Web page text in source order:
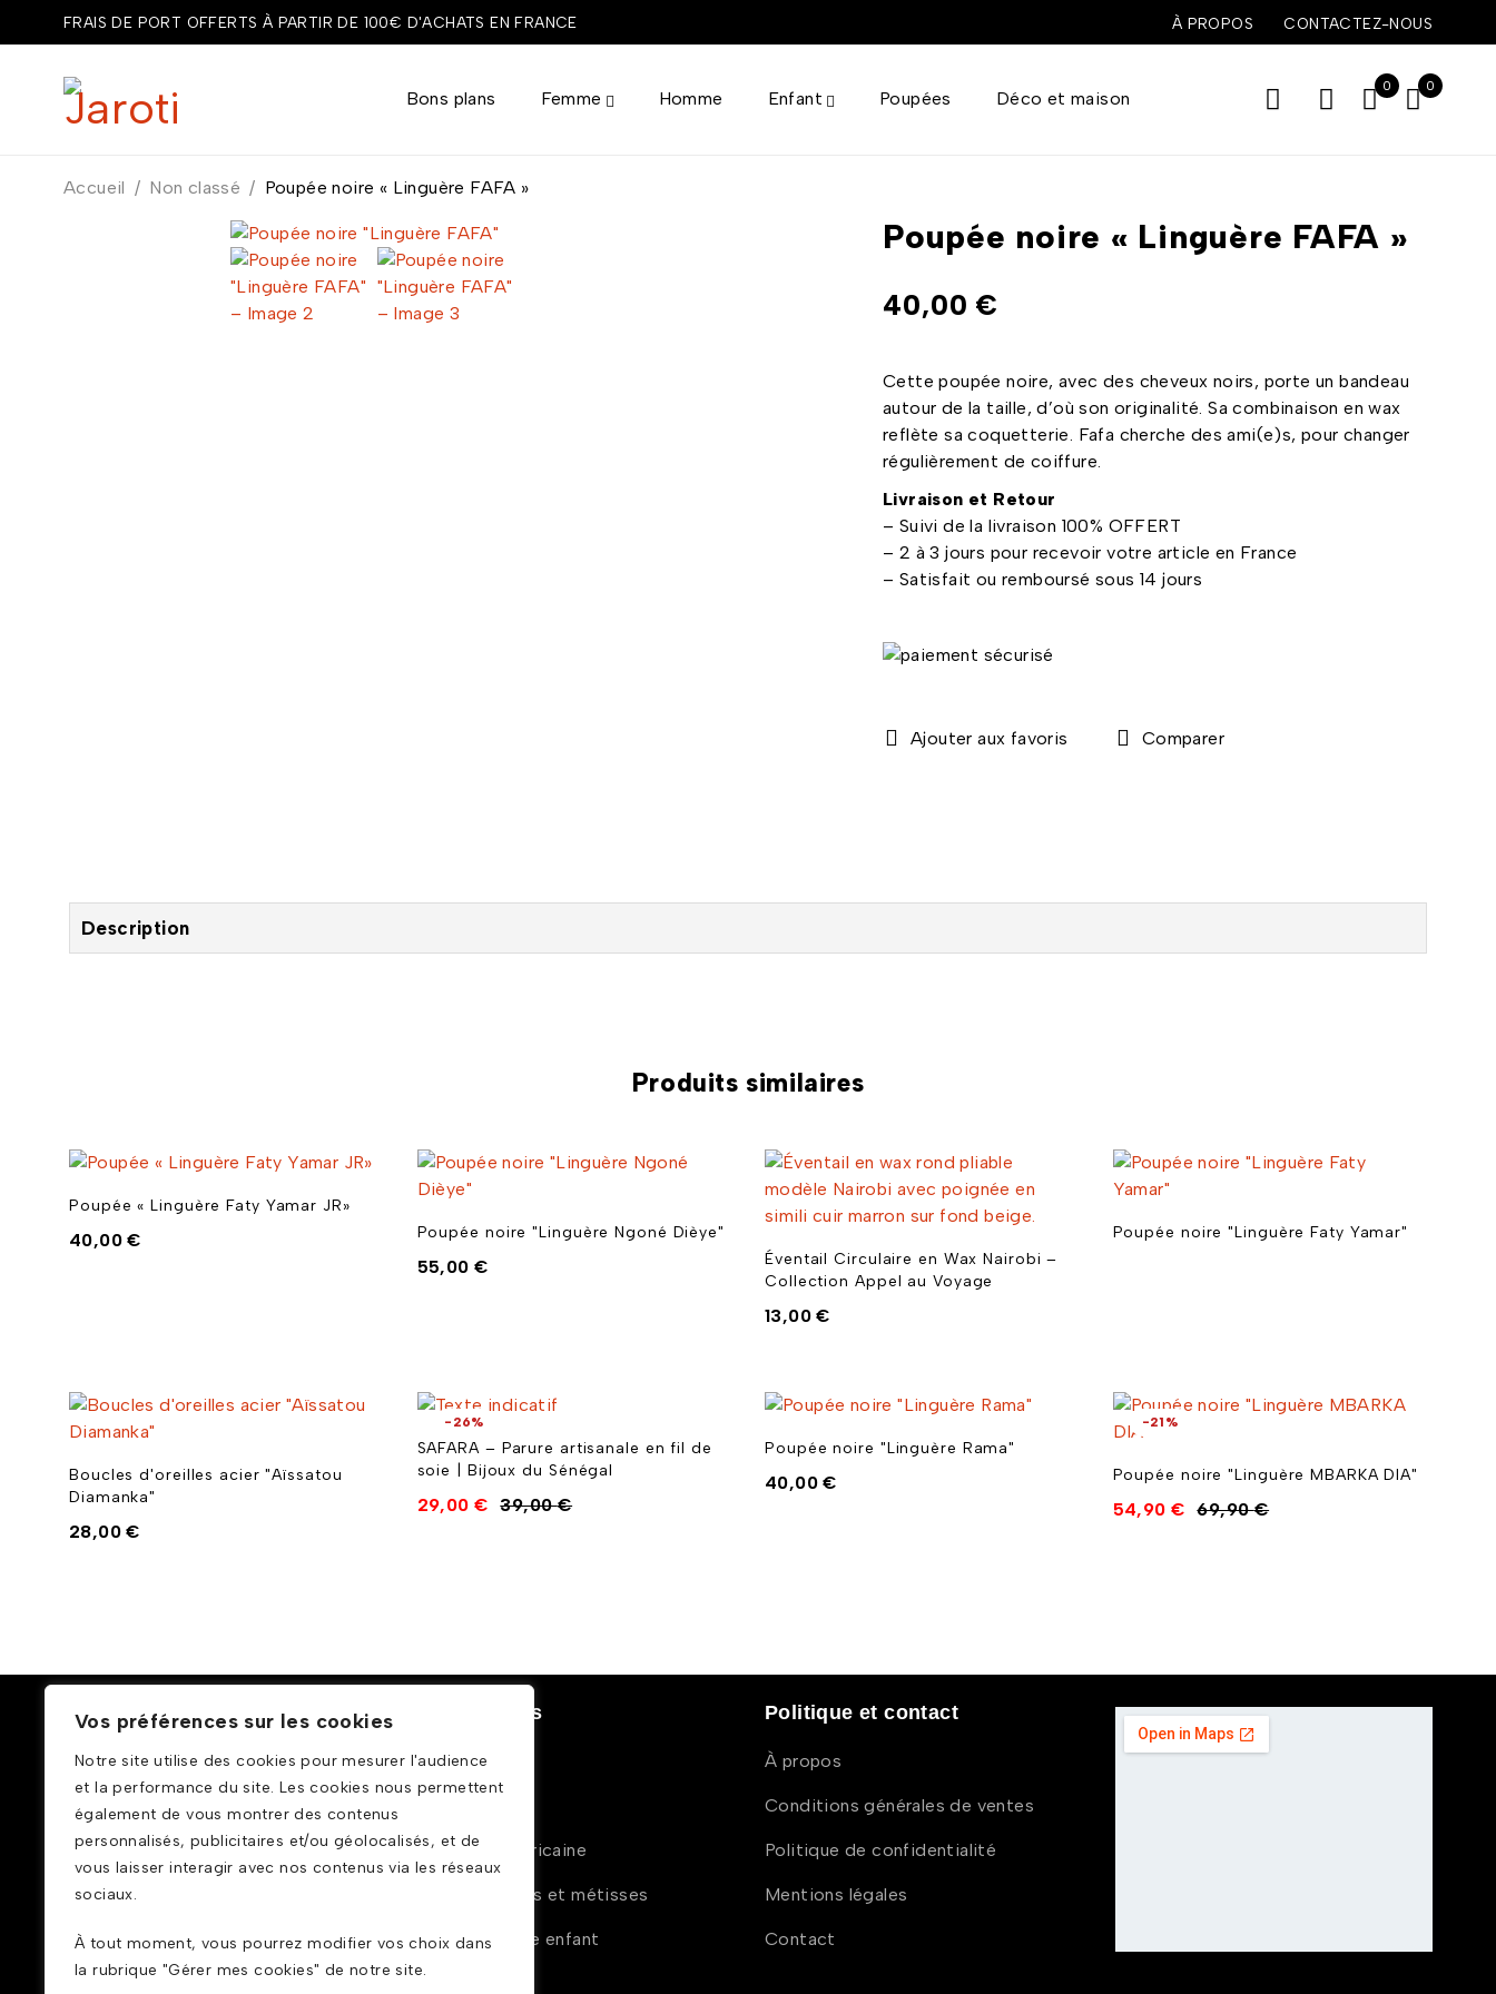
Vos préférences sur les cookies
Notre site utilise des cookies pour mesurer l'audience
et la performance du site. Les cookies nous permettent
également de vous montrer des contenus
personnalisés, publicitaires et/ou géolocalisés, et de
vous laisser interagir avec nos contenus via les réseaux
sociaux.
À tout moment, vous pourrez modifier vos choix dans
la rubrique "Gérer mes cookies" de notre site.
FRAIS DE PORT OFFERTS À PARTIR DE 100€ D'ACHATS EN FRANCE À PROPOS CONTACTEZ-NOUS
Bons plans Femme Homme Enfant Poupées Déco et maison
0 0
Accueil / Non classé / Poupée noire « Linguère FAFA »
Poupée noire « Linguère FAFA »
40,00€
Cette poupée noire, avec des cheveux noirs, porte un bandeau
autour de la taille, d’où son originalité. Sa combinaison en wax
reflète sa coquetterie. Fafa cherche des ami(e)s, pour changer
régulièrement de coiffure.
Livraison et Retour
– Suivi de la livraison 100% OFFERT
– 2 à 3 jours pour recevoir votre article en France
– Satisfait ou remboursé sous 14 jours
Comparer
Description
Produits similaires
Poupée « Linguère Faty Yamar JR»
40,00€ Poupée noire "Linguère Ngoné Dièye"
55,00 €
Éventail Circulaire en Wax Nairobi –
Collection Appel au Voyage
13,00€
Poupée noire "Linguère Faty Yamar"
Boucles d'oreilles acier "Aïssatou
Diamanka"
28,00€
-26%
SAFARA – Parure artisanale en fil de
soie | Bijoux du Sénégal
39,00€
29,00 €
Poupée noire "Linguère Rama"
40,00€
-21%
Poupée noire "Linguère MBARKA DIA"
69,90€
54,90 €
La boutique
18 Rue de Périgueux, 75019 Paris
Mardi – Samedi : 11:00-20:00
Dimanche : 14:00 – 18:00
Nos produits
Homme
Décoration africaine
Poupées noires et métisses
Mode africaine enfant
Politique et contact
À propos
Conditions générales de ventes
Politique de confidentialité
Mentions légales
Contact